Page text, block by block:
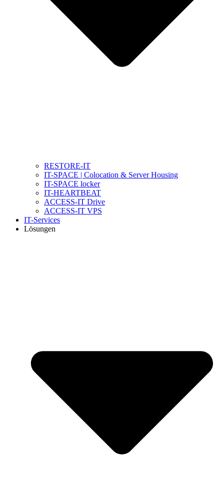
RESTORE-IT
IT-SPACE | Colocation & Server Housing
IT-SPACE locker
IT-HEARTBEAT
ACCESS-IT Drive
ACCESS-IT VPS
IT-Services
Lösungen